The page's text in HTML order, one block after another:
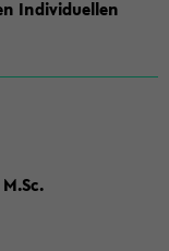
Individuellen